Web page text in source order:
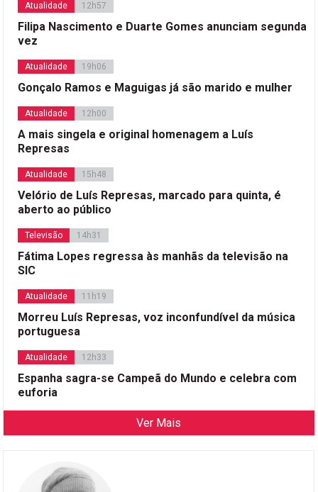
Atualidade 12h57
Filipa Nascimento e Duarte Gomes anunciam segunda
vez
Atualidade 19h06
Gonçalo Ramos e Maguigas já são marido e mulher
Atualidade 12h00
A mais singela e original homenagem a Luís
Represas
Atualidade 15h48
Velório de Luís Represas, marcado para quinta, é
aberto ao público
Televisão 14h31
Fátima Lopes regressa às manhãs da televisão na
SIC
Atualidade 11h19
Morreu Luís Represas, voz inconfundível da música
portuguesa
Atualidade 12h33
Espanha sagra-se Campeã do Mundo e celebra com
euforia
Ver Mais